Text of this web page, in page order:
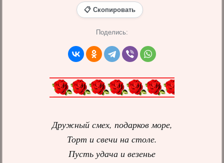
📋 Скопировать
Поделись:
Дружный смех, подарков море,
Торт и свечи на столе.
Пусть удача и везенье